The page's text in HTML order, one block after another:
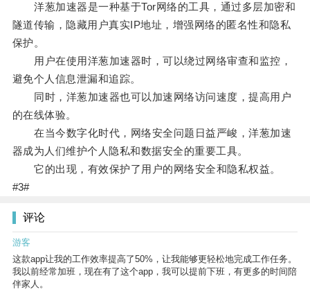
洋葱加速器是一种基于Tor网络的工具，通过多层加密和
隧道传输，隐藏用户真实IP地址，增强网络的匿名性和隐私
保护。
用户在使用洋葱加速器时，可以绕过网络审查和监控，
避免个人信息泄漏和追踪。
同时，洋葱加速器也可以加速网络访问速度，提高用户
的在线体验。
在当今数字化时代，网络安全问题日益严峻，洋葱加速
器成为人们维护个人隐私和数据安全的重要工具。
它的出现，有效保护了用户的网络安全和隐私权益。
#3#
评论
游客
这款app让我的工作效率提高了50%，让我能够更轻松地完成工作任务。
我以前经常加班，现在有了这个app，我可以提前下班，有更多的时间陪
伴家人。